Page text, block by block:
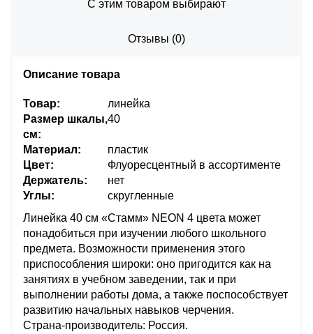
С этим товаром выбирают
Отзывы (0)
Описание товара
Товар:
линейка
Размер шкалы,
см:
40
Материал:
пластик
Цвет:
Флуоресцентный в ассортименте
Держатель:
нет
Углы:
скругленные
Линейка 40 см «Стамм» NEON 4 цвета может
понадобиться при изучении любого школьного
предмета. Возможности применения этого
приспособления широки: оно пригодится как на
занятиях в учебном заведении, так и при
выполнении работы дома, а также поспособствует
развитию начальных навыков черчения.
Страна-производитель: Россия.